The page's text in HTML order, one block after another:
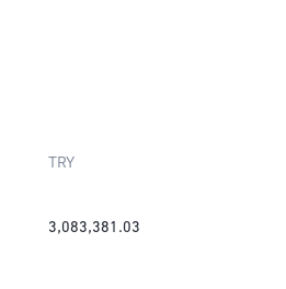
TRY
3,083,381.03